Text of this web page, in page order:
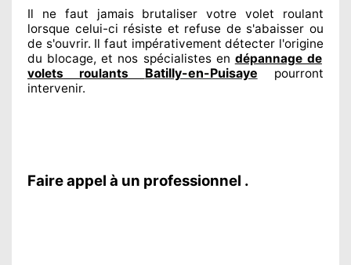
Il ne faut jamais brutaliser votre volet roulant
lorsque celui-ci résiste et refuse de s'abaisser ou
de s'ouvrir. Il faut impérativement détecter l'origine
du blocage, et nos spécialistesen dépannage de
volets roulants Batilly-en-Puisaye
pourront
intervenir.
Faire appel à un professionnel .